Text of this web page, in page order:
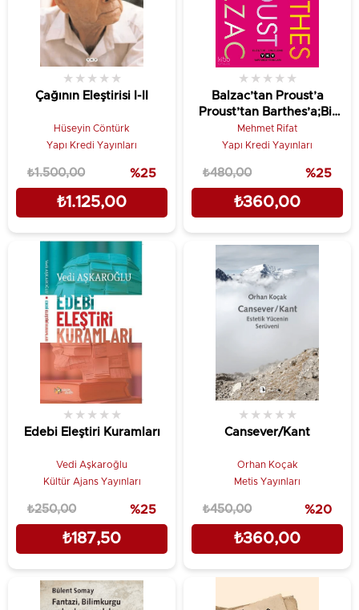
Çağının Eleştirisi I-II
★ ★ ★ ★ ★
Hüseyin Cöntürk
Yapı Kredi Yayınları
₺1.125,00
₺1.500,00 %25
Balzac’tan Proust’a
Proust’tan Barthes’a;Bir
Başka Fransız Edebiyatı
Yolculuğu
★ ★ ★ ★ ★
Mehmet Rifat
Yapı Kredi Yayınları
₺360,00
₺480,00 %25
Edebi Eleştiri Kuramları
★ ★ ★ ★ ★
Vedi Aşkaroğlu
Kültür Ajans Yayınları
₺187,50
₺250,00 %25
Cansever/Kant
★ ★ ★ ★ ★
Orhan Koçak
Metis Yayınları
₺360,00
₺450,00 %20